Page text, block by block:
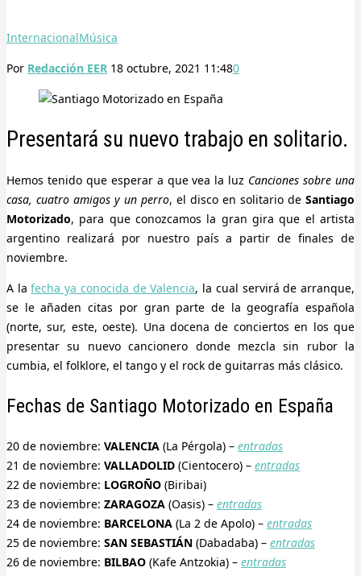
InternacionalMúsica
Por Redacción EER 18 octubre, 2021 11:480
Presentará su nuevo trabajo en solitario.
Hemos tenido que esperar a que vea la luz Canciones sobre una
casa, cuatro amigos y un perro, el disco en solitario de Santiago
Motorizado, para que conozcamos la gran gira que el artista
argentino realizará por nuestro país a partir de finales de
noviembre.
A lafecha ya conocida de Valencia, la cual servirá de arranque,
se le añaden citas por gran parte de la geografía española
(norte, sur, este, oeste). Una docena de conciertos en los que
presentar su nuevo cancionero donde mezcla sin rubor la
cumbia, el folklore, el tango y el rock de guitarras más clásico.
Fechas de Santiago Motorizado en España
20 de noviembre: VALENCIA (La Pérgola) – entradas
21 de noviembre: VALLADOLID (Cientocero) – entradas
22 de noviembre: LOGROÑO (Biribai)
23 de noviembre: ZARAGOZA (Oasis) – entradas
24 de noviembre: BARCELONA (La 2 de Apolo) – entradas
25 de noviembre: SAN SEBASTIÁN (Dabadaba) – entradas
26 de noviembre: BILBAO (Kafe Antzokia) – entradas